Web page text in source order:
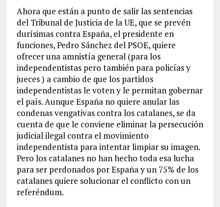
Ahora que están a punto de salir las sentencias
del Tribunal de Justicia de la UE, que se prevén
durísimas contra España, el presidente en
funciones, Pedro Sánchez del PSOE, quiere
ofrecer una amnistía general (para los
independentistas pero también para policías y
jueces ) a cambio de que los partidos
independentistas le voten y le permitan gobernar
el país. Aunque España no quiere anular las
condenas vengativas contra los catalanes, se da
cuenta de que le conviene eliminar la persecución
judicial ilegal contra el movimiento
independentista para intentar limpiar su imagen.
Pero los catalanes no han hecho toda esa lucha
para ser perdonados por España y un 75% de los
catalanes quiere solucionar el conflicto con un
referéndum.